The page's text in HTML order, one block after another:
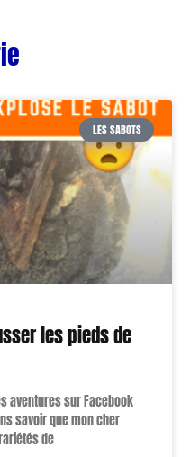
LES SABOTS
les pieds de
aventures sur Facebook
savoir que mon cher
de